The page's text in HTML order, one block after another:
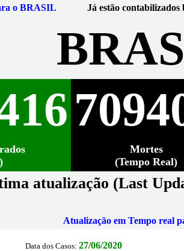
o BRASIL Já estão contabilizados
Mortes
(Tempo Real)
atualização (Last
Atualização em Tempo real
Data dos Casos: 27/06/2020